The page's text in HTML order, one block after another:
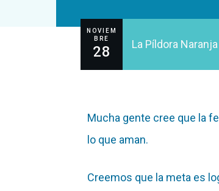
NOVIEM
BRE
28 La Píldora Naranja
Mucha gente cree que la
lo que aman.
Creemos que la meta es